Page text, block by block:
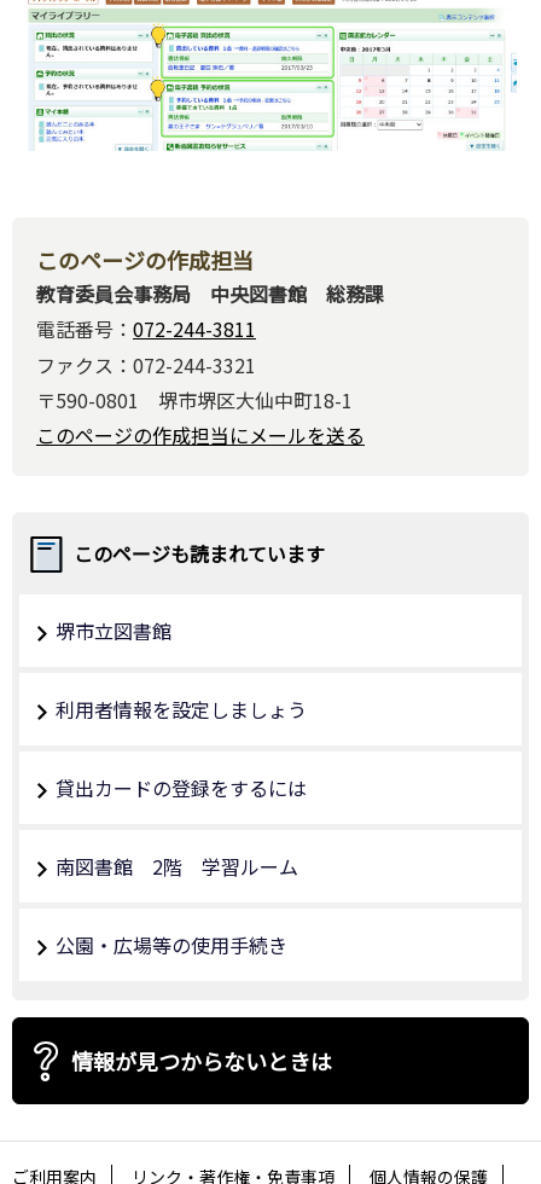
このページの作成担当
教育委員会事務局 中央図書館 総務課
電話番号： 072-244-3811
ファクス：072-244-3321
〒590-0801 堺市堺区大仙中町18-1
このページの作成担当にメールを送る
このページも読まれています
堺市立図書館
利用者情報を設定しましょう
貸出カードの登録をするには
南図書館 2階 学習ルーム
公園・広場等の使用手続き
情報が見つからないときは
ご利用案内 リンク・著作権・免責事項 個人情報の保護